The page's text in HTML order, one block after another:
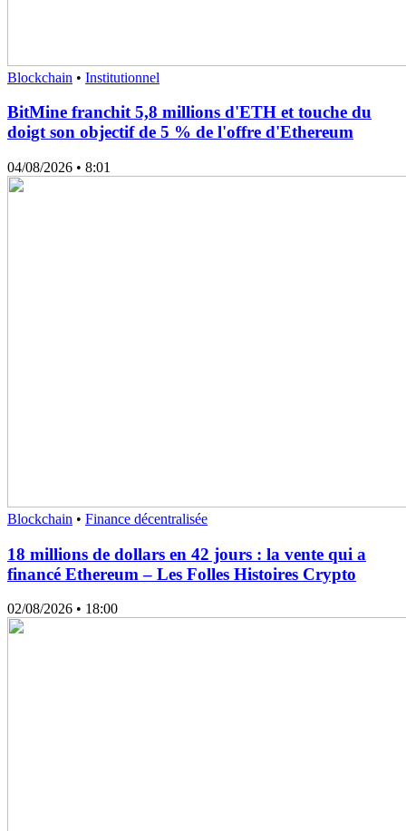
Blockchain • Institutionnel
BitMine franchit 5,8 millions d'ETH et touche du
doigt son objectif de 5 % de l'offre d'Ethereum
04/08/2026 • 8:01
Blockchain • Finance décentralisée
18 millions de dollars en 42 jours : la vente qui a
financé Ethereum – Les Folles Histoires Crypto
02/08/2026 • 18:00